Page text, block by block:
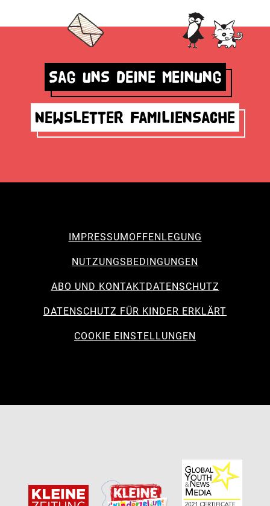
Sag uns deine Meinung
Newsletter Familiensache
IMPRESSUM OFFENLEGUNG
NUTZUNGSBEDINGUNGEN
ABO UND KONTAKTDATENSCHUTZ
DATENSCHUTZ FÜR KINDER ERKLÄRT
COOKIE EINSTELLUNGEN